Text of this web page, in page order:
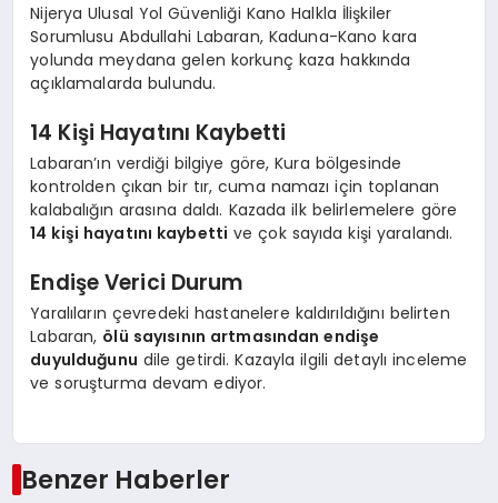
Nijerya Ulusal Yol Güvenliği Kano Halkla İlişkiler
Sorumlusu Abdullahi Labaran, Kaduna-Kano kara
yolunda meydana gelen korkunç kaza hakkında
açıklamalarda bulundu.
14 Kişi Hayatını Kaybetti
Labaran’ın verdiği bilgiye göre, Kura bölgesinde
kontrolden çıkan bir tır, cuma namazı için toplanan
kalabalığın arasına daldı. Kazada ilk belirlemelere göre
14 kişi hayatını kaybetti ve çok sayıda kişi yaralandı.
Endişe Verici Durum
Yaralıların çevredeki hastanelere kaldırıldığını belirten
Labaran, ölü sayısının artmasından endişe
duyulduğunu dile getirdi. Kazayla ilgili detaylı inceleme
ve soruşturma devam ediyor.
Benzer Haberler